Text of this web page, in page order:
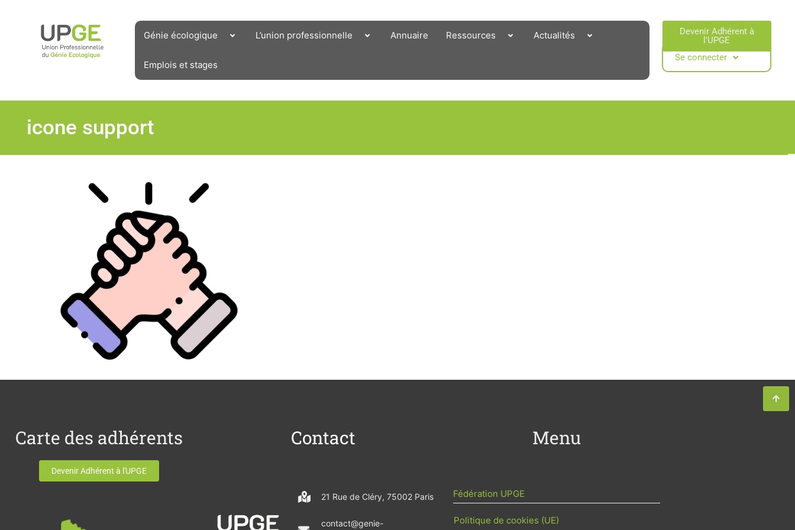
Génie écologique L’union professionnelle Annuaire Ressources Actualités
Emplois et stages
Devenir Adhérent à
l'UPGE​
Se connecter
icone support
Carte des adhérents
Devenir Adhérent à l'UPGE
Contact
21 Rue de Cléry, 75002 Paris
contact@genie-
Menu
Fédération UPGE
Politique de cookies (UE)